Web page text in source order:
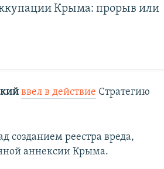
Крыма: прорыв или
ввел в действие Стратегию
созданием реестра вреда,
аннексии Крыма.